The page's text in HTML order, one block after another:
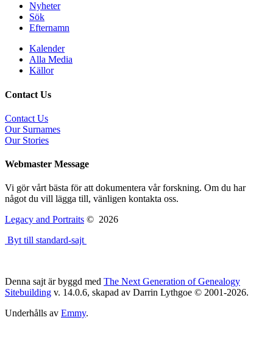
Nyheter
Sök
Efternamn
Kalender
Alla Media
Källor
Contact Us
Contact Us
Our Surnames
Our Stories
Webmaster Message
Vi gör vårt bästa för att dokumentera vår forskning. Om du har
något du vill lägga till, vänligen kontakta oss.
Legacy and Portraits © 2026
Byt till standard-sajt
Denna sajt är byggd med The Next Generation of Genealogy
Sitebuilding v. 14.0.6, skapad av Darrin Lythgoe © 2001-2026.
Underhålls av Emmy.